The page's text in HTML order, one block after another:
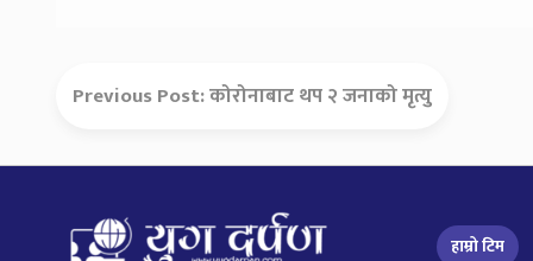
Previous Post:कोरोनाबाट थप २ जनाको मृत्यु
हाम्रो टिम